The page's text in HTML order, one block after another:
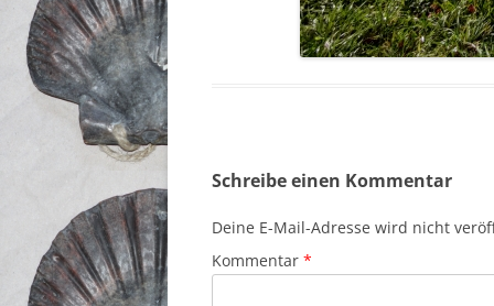
Schreibe einen Kommentar
Deine E-Mail-Adresse wird nicht
Kommentar *